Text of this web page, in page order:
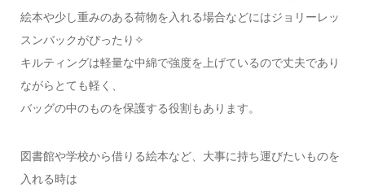
絵本や少し重みのある荷物を入れる場合などにはジョリーレッ
スンバックがぴったり✧
キルティングは軽量な中綿で強度を上げているので丈夫であり
ながらとても軽く、
バッグの中のものを保護する役割もあります。
図書館や学校から借りる絵本など、大事に持ち運びたいものを
入れる時は